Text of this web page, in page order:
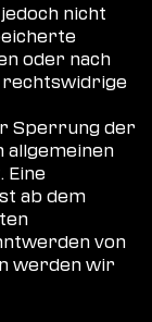
nicht
oder nach
rechtswidrige
Sperrung der
allgemeinen
Eine
ab dem
von
werden wir